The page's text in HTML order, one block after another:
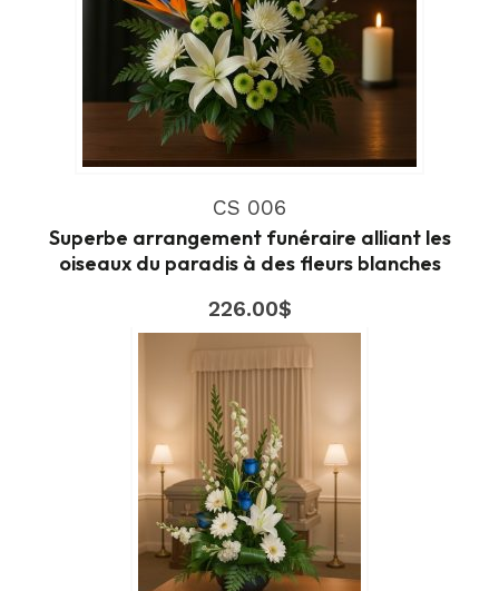
CS 006
Superbe arrangement funéraire alliant les
oiseaux du paradis à des fleurs blanches
226.00$